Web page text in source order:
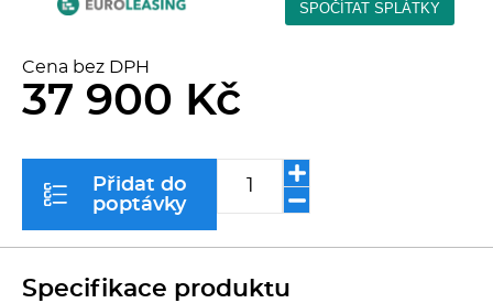
Řeznické stroje
Konvektomaty/Pece
Kotle
Stolní zařízení
Cena bez DPH
37 900 Kč
Přidat do
poptávky
Specifikace produktu